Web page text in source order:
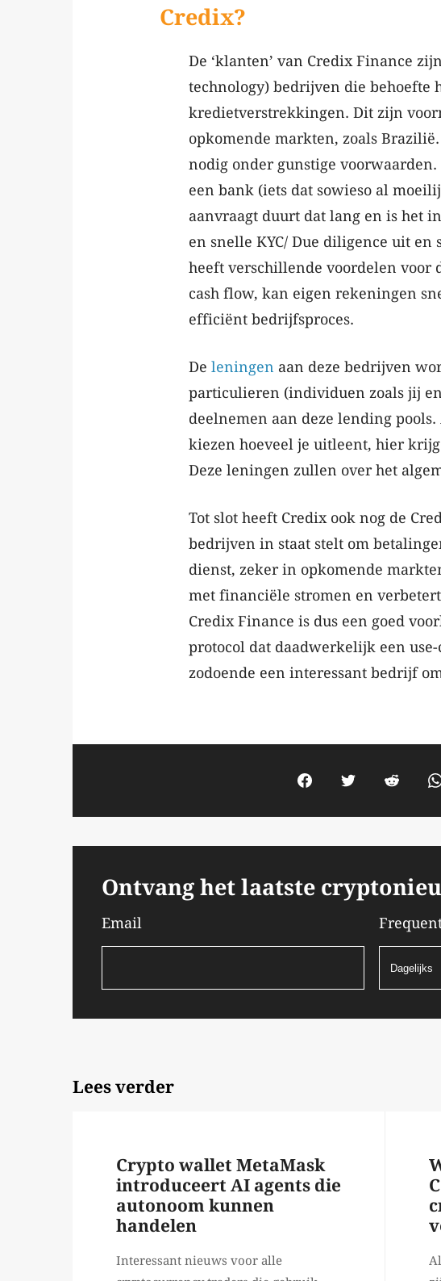
Credix?
De ‘klanten’ van Credix Finance
technology) bedrijven die behoefte
kredietverstrekkingen. Dit zijn
opkomende markten, zoals
nodig onder gunstige
een bank (iets dat sowieso al
aanvraagt duurt dat lang en is het
en snelle KYC/ Due diligence uit
heeft verschillende voordelen voor
cash flow, kan eigen rekeningen
efficiënt bedrijfsproces.
De leningen aan deze bedrijven
particulieren (individuen zoals jij
deelnemen aan deze lending
kiezen hoeveel je uitleent, hier
Deze leningen zullen over het
Tot slot heeft Credix ook nog de
bedrijven in staat stelt om
dienst, zeker in opkomende
met financiële stromen en
Credix Finance is dus een goed
protocol dat daadwerkelijk een use-
zodoende een interessant bedrijf
Ontvang het laatste
Email
Lees verder
Crypto wallet MetaMask
introduceert AI agents die
autonoom kunnen
handelen
Interessant nieuws voor alle